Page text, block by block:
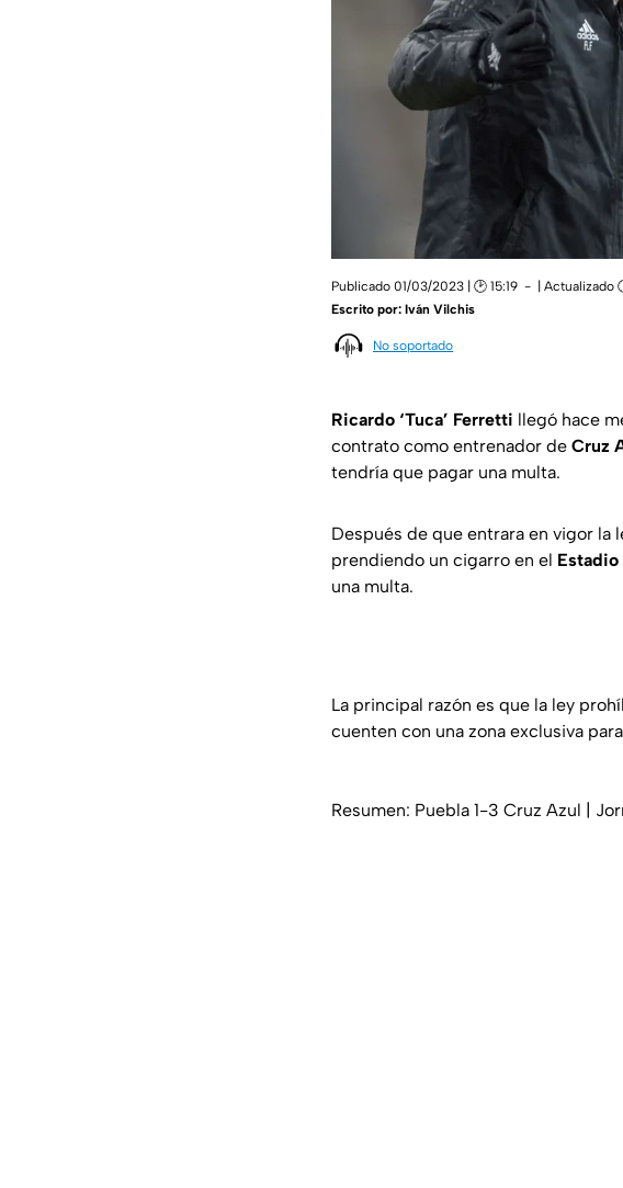
Publicado 01/03/2023 | 🕑 15:19 | Actualizado
Escrito por: Iván Vilchis
No soportado
Ricardo ‘Tuca’ Ferretti llegó hace
contrato como entrenador de Cruz
tendría que pagar una multa.
Después de que entrara en vigor la
prendiendo un cigarro en el
una multa.
La principal razón es que la ley
cuenten con una zona exclusiva
Resumen: Puebla 1-3 Cruz Azul |